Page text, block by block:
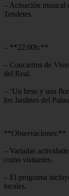
– Actuación musical
Tendetes.
– **22:00h:**
– Conciertos de
del Real.
– ‘Un beso y una
los Jardines del
**Observaciones:**
– Variadas
como visitantes.
– El programa
locales.